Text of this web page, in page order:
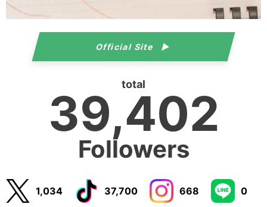
Official Site
total
39,402
Followers
1,034 37,700 668 0